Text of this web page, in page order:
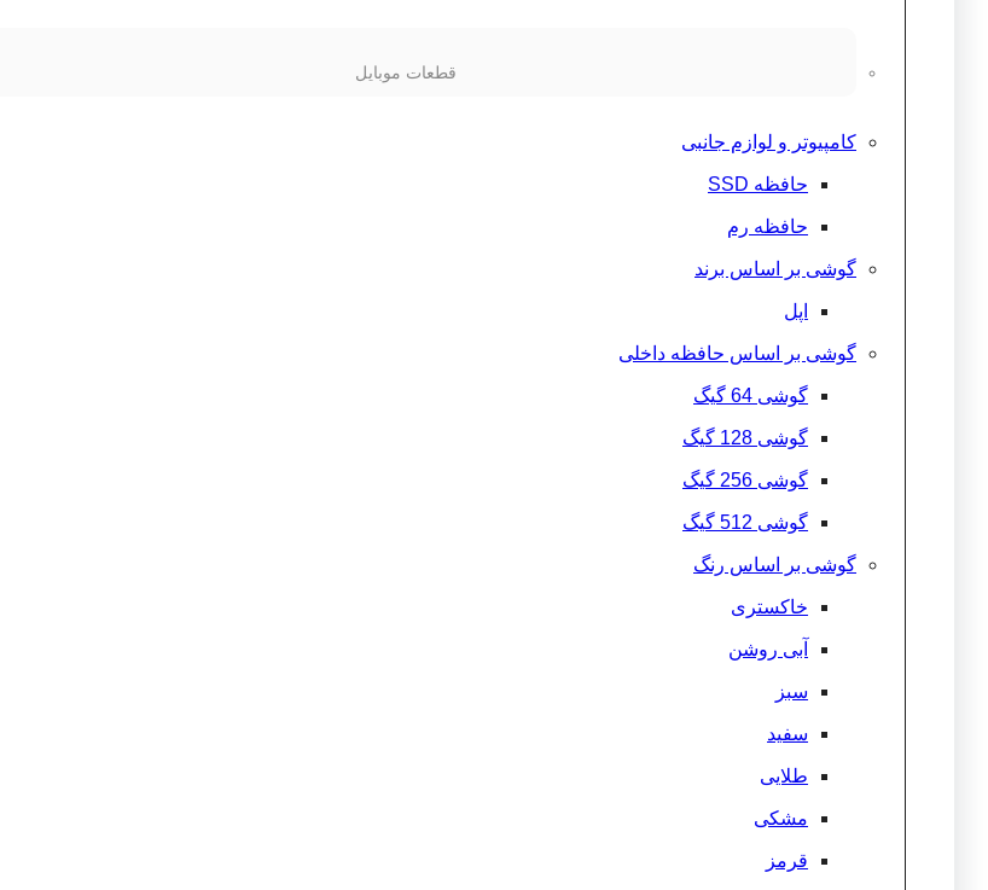
قطعات موبایل
کامپیوتر و لوازم جانبی
حافظه SSD
حافظه رم
گوشی بر اساس برند
اپل
گوشی بر اساس حافظه داخلی
گوشی 64 گیگ
گوشی 128 گیگ
گوشی 256 گیگ
گوشی 512 گیگ
گوشی بر اساس رنگ
خاکستری
آبی روشن
سبز
سفید
طلایی
مشکی
قرمز